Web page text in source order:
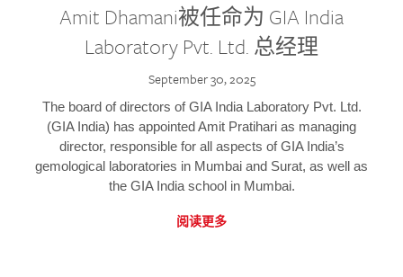
Amit Dhamani被任命为 GIA India
Laboratory Pvt. Ltd. 总经理
September 30, 2025
The board of directors of GIA India Laboratory Pvt. Ltd.
(GIA India) has appointed Amit Pratihari as managing
director, responsible for all aspects of GIA India’s
gemological laboratories in Mumbai and Surat, as well as
the GIA India school in Mumbai.
阅读更多